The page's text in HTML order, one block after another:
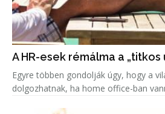
A HR-esek rémálma a „titkos
Egyre többen gondolják úgy, hogy a
dolgozhatnak, ha home office-ban